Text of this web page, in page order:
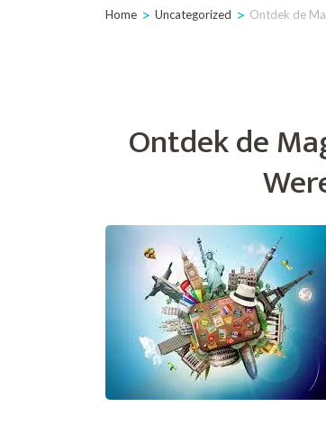
Home > Uncategorized > Ontdek de
Ontdek de